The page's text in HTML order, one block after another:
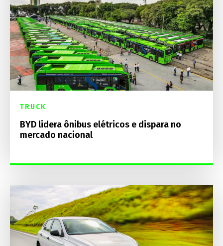
TRUCK
BYD lidera ônibus elétricos e dispara no
mercado nacional